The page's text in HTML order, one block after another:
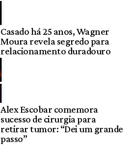
Casado há 25 anos, Wagner
Moura revela segredo para
relacionamento duradouro
Alex Escobar comemora
sucesso de cirurgia para
retirar tumor: “Dei um grande
passo”